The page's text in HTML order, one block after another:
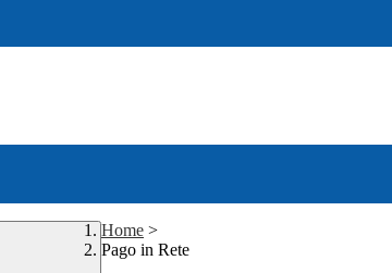
Home >
Pago in Rete